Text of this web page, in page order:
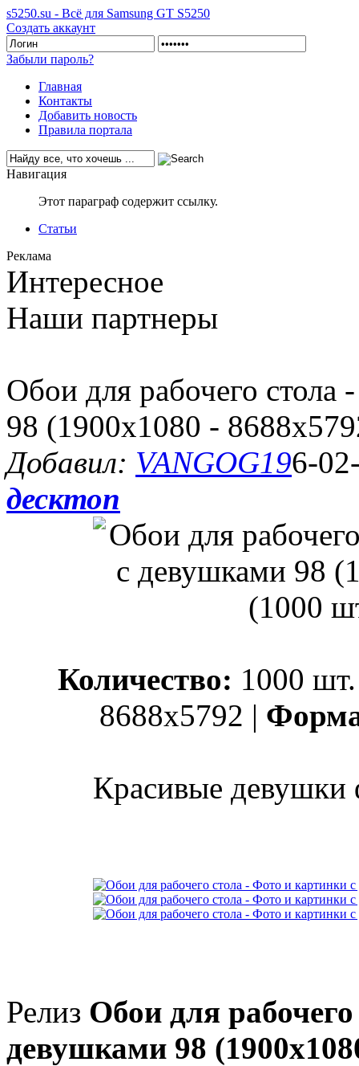
s5250.su - Всё для Samsung GT S5250
Создать аккаунт
Забыли пароль?
Главная
Контакты
Добавить новость
Правила портала
Навигация
Этот параграф содержит ссылку.
Статьи
Реклама
Интересное
Наши партнеры
Обои для рабочего
98 (1900x1080 -
Добавил: VANGOG196-
десктоп
Количество: 1000
8688x5792 |
Красивые девушки
Релиз Обои для
девушками 98